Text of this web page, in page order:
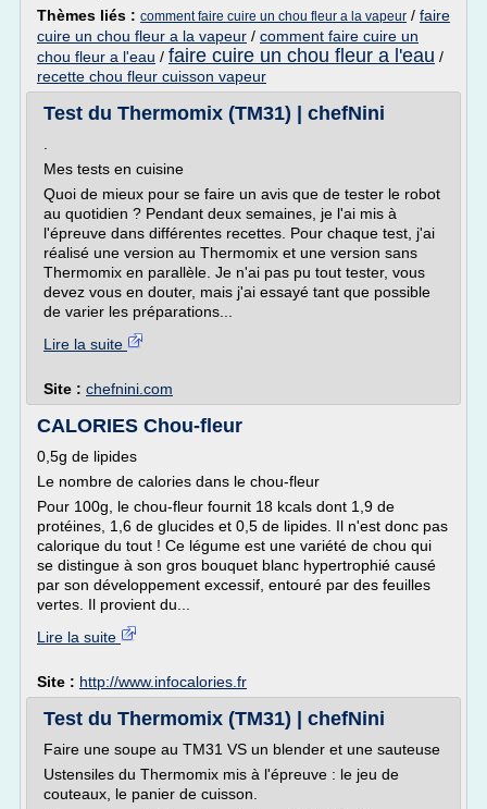
Thèmes liés : comment faire cuire un chou fleur a la vapeur / faire
cuire un chou fleur a la vapeur / comment faire cuire un
chou fleur a l'eau / faire cuire un chou fleur a l'eau /
recette chou fleur cuisson vapeur
Test du Thermomix (TM31) | chefNini
Mes tests en cuisine
Quoi de mieux pour se faire un avis que de tester le robot
au quotidien ? Pendant deux semaines, je l'ai mis à
l'épreuve dans différentes recettes. Pour chaque test, j'ai
réalisé une version au Thermomix et une version sans
Thermomix en parallèle. Je n'ai pas pu tout tester, vous
devez vous en douter, mais j'ai essayé tant que possible
de varier les préparations...
Lire la suite
Site : chefnini.com
CALORIES Chou-fleur
0,5g de lipides
Le nombre de calories dans le chou-fleur
Pour 100g, le chou-fleur fournit 18 kcals dont 1,9 de
protéines, 1,6 de glucides et 0,5 de lipides. Il n'est donc pas
calorique du tout ! Ce légume est une variété de chou qui
se distingue à son gros bouquet blanc hypertrophié causé
par son développement excessif, entouré par des feuilles
vertes. Il provient du...
Lire la suite
Site : http://www.infocalories.fr
Test du Thermomix (TM31) | chefNini
Faire une soupe au TM31 VS un blender et une sauteuse
Ustensiles du Thermomix mis à l'épreuve : le jeu de
couteaux, le panier de cuisson.